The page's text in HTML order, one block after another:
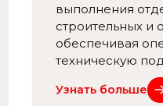
выполнения
строительных и
обеспечивая
техническую
Узнать больше